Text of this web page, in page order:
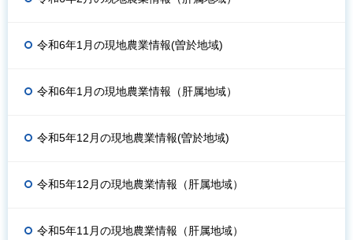
令和6年1月の現地農業情報(曽於地域)
令和6年1月の現地農業情報（肝属地域）
令和5年12月の現地農業情報(曽於地域)
令和5年12月の現地農業情報（肝属地域）
令和5年11月の現地農業情報（肝属地域）